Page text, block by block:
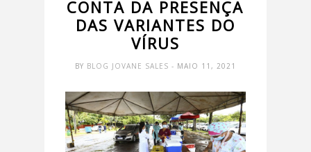
CONTA DA PRESENÇA
DAS VARIANTES DO
VÍRUS
BY BLOG JOVANE SALES - MAIO 11, 2021